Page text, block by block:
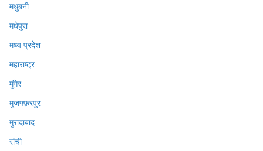
मधुबनी
मधेपुरा
मध्य प्रदेश
महाराष्ट्र
मुंगेर
मुजफ्फ़रपुर
मुरादाबाद
रांची